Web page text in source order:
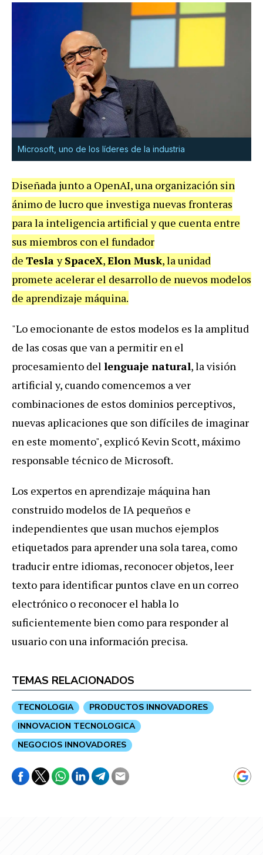
Microsoft, uno de los líderes de la industria
Diseñada junto a OpenAI, una organización sin
ánimo de lucro que investiga nuevas fronteras
para la inteligencia artificial y que cuenta entre
sus miembros con el fundador
de TeslaySpaceX,Elon Musk, la unidad
promete acelerar el desarrollo de nuevos modelos
de aprendizaje máquina.
"Lo emocionante de estos modelos es la amplitud
de las cosas que van a permitir en el
procesamiento del lenguaje natural, la visión
artificial y, cuando comencemos a ver
combinaciones de estos dominios perceptivos,
nuevas aplicaciones que son difíciles de imaginar
en este momento", explicó Kevin Scott, máximo
responsable técnico de Microsoft.
Los expertos en aprendizaje máquina han
construido modelos de IA pequeños e
independientes que usan muchos ejemplos
etiquetados para aprender una sola tarea, como
traducir entre idiomas, reconocer objetos, leer
texto para identificar puntos clave en un correo
electrónico o reconocer el habla lo
suficientemente bien como para responder al
usuario con una información precisa.
TEMAS RELACIONADOS
TECNOLOGIA
PRODUCTOS INNOVADORES
INNOVACION TECNOLOGICA
NEGOCIOS INNOVADORES